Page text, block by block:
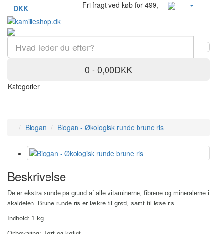
DKK Fri fragt ved køb for 499,-
0 - 0,00DKK
Kategorier
Biogan Biogan - Økologisk runde brune ris
Beskrivelse
De er ekstra sunde på grund af alle vitaminerne, fibrene og mineralerne i
skaldelen. Brune runde ris er lækre til grød, samt til løse ris.
Indhold: 1 kg.